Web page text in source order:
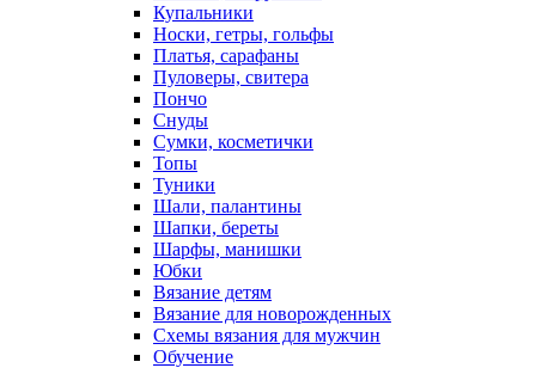
Купальники
Носки, гетры, гольфы
Платья, сарафаны
Пуловеры, свитера
Пончо
Снуды
Сумки, косметички
Топы
Туники
Шали, палантины
Шапки, береты
Шарфы, манишки
Юбки
Вязание детям
Вязание для новорожденных
Схемы вязания для мужчин
Обучение